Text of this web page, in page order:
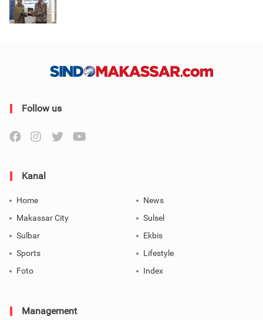
Follow us
Kanal
Home
News
Makassar City
Sulsel
Sulbar
Ekbis
Sports
Lifestyle
Foto
Index
Management